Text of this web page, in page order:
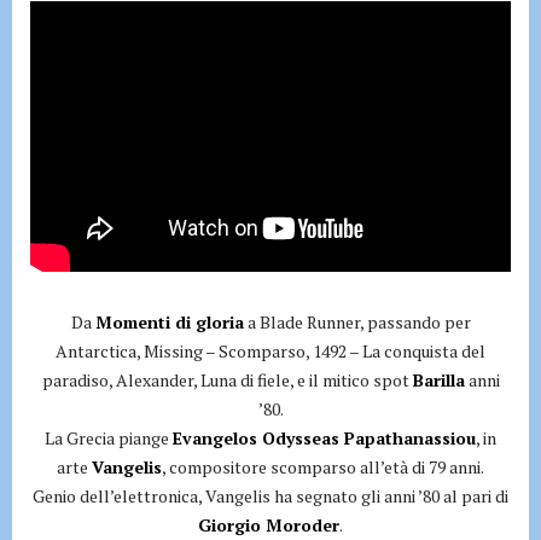
DaMomenti di gloriaa Blade Runner, passando per
Antarctica, Missing – Scomparso, 1492 – La conquista del
paradiso, Alexander, Luna di fiele, e il mitico spotBarillaanni
’80.
La Grecia piange Evangelos Odysseas Papathanassiou, in
arte Vangelis, compositore scomparso all’età di 79 anni.
Genio dell’elettronica, Vangelis ha segnato gli anni ’80 al pari di
Giorgio Moroder.